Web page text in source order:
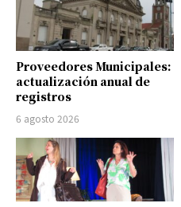
Proveedores Municipales:
actualización anual de
registros
6 agosto 2026